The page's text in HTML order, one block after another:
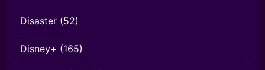
Disaster (52)
Disney+ (165)